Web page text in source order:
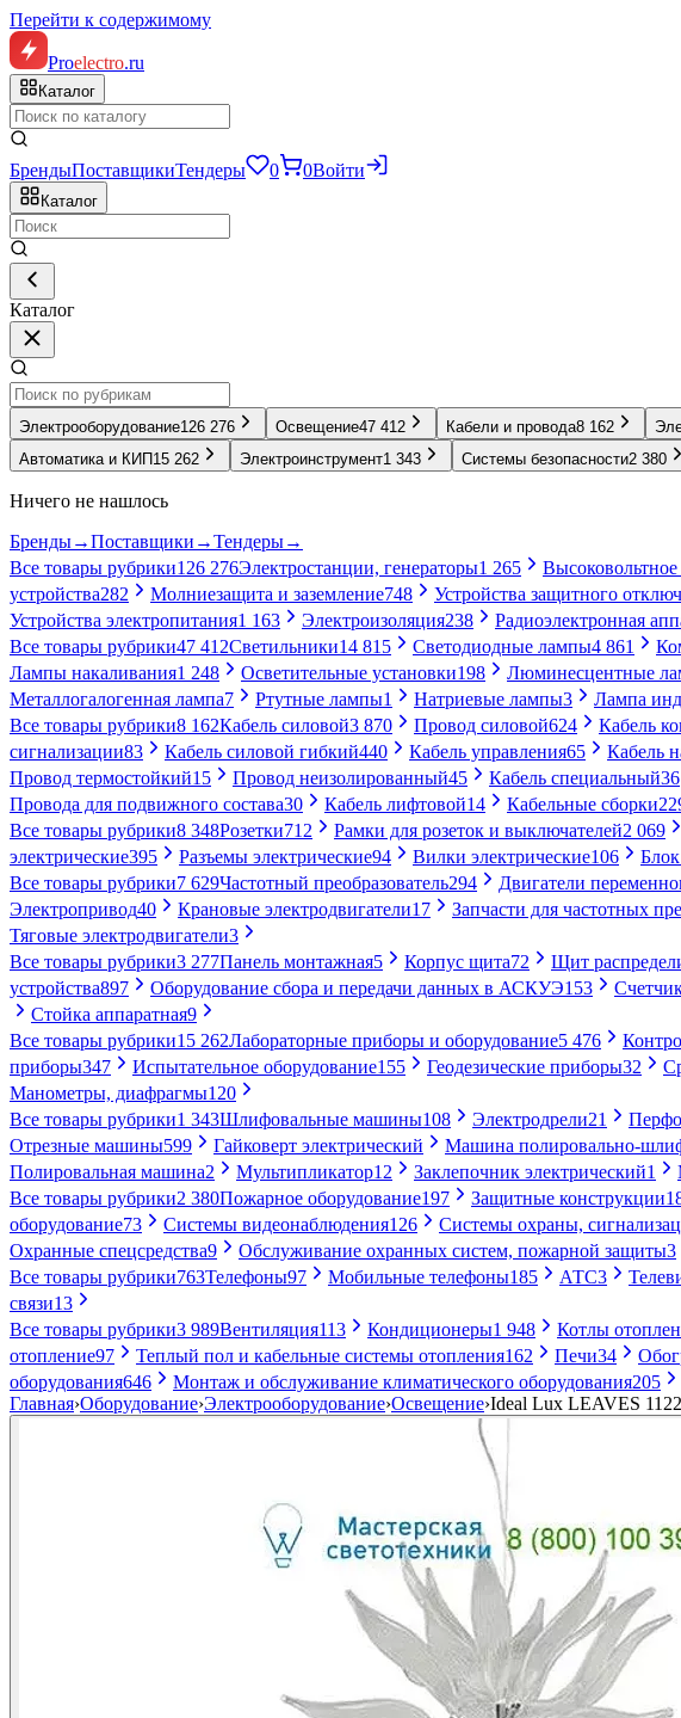
Перейти к содержимому
Proelectro.ru
Каталог
БрендыПоставщикиТендеры 0 0Войти
Каталог
Каталог
Электрооборудование126 276 Освещение47 412 Кабели и провода8 162
Автоматика и КИП 15 262 Электроинструмент1 343 Системы безопасности2 380
Ничего не нашлось
Бренды→Поставщики →Тендеры→
Все товары рубрики126 276Электростанции, генераторы1 265
устройства282 Молниезащита и заземление748 Устройства защитного
Устройства электропитания1 163 Электроизоляция238 Радиоэлектронная
Все товары рубрики47 412Светильники14 815 Светодиодные лампы4 861
Лампы накаливания1 248 Осветительные установки198 Люминесцентные
Металлогалогенная лампа7 Ртутные лампы1 Натриевые лампы3 Лампа
Все товары рубрики8 162Кабель силовой3 870 Провод силовой624 Кабель
сигнализации83 Кабель силовой гибкий440 Кабель управления65 Кабель
Провод термостойкий15 Провод неизолированный45 Кабель специальный36
Провода для подвижного состава30 Кабель лифтовой14 Кабельные сборки
Все товары рубрики8 348Розетки712 Рамки для розеток и выключателей2 069
электрические395 Разъемы электрические94 Вилки электрические106
Все товары рубрики7 629Частотный преобразователь294 Двигатели
Электропривод40 Крановые электродвигатели17 Запчасти для частотных
Тяговые электродвигатели3
Все товары рубрики3 277Панель монтажная5 Корпус щита72 Щит
устройства897 Оборудование сбора и передачи данных в АСКУЭ153
Стойка аппаратная9
Все товары рубрики15 262Лабораторные приборы и оборудование5 476
приборы347 Испытательное оборудование155 Геодезические приборы32
Манометры, диафрагмы120
Все товары рубрики1 343Шлифовальные машины108 Электродрели21
Отрезные машины599 Гайковерт электрический Машина полировально-
Полировальная машина2 Мультипликатор12 Заклепочник электрический1
Все товары рубрики2 380Пожарное оборудование197 Защитные конструкции
оборудование73 Системы видеонаблюдения126 Системы охраны,
Охранные спецсредства9 Обслуживание охранных систем, пожарной защиты3
Все товары рубрики763Телефоны97 Мобильные телефоны185 АТС3
связи13
Все товары рубрики3 989Вентиляция113 Кондиционеры1 948 Котлы
отопление97 Теплый пол и кабельные системы отопления162 Печи34
оборудования646 Монтаж и обслуживание климатического оборудования205
Главная›Оборудование›Электрооборудование›Освещение›Ideal Lux LEAVES